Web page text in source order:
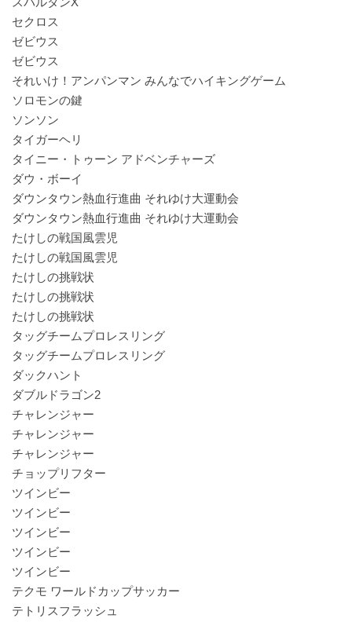
セクロス
ゼビウス
ゼビウス
それいけ！アンパンマン みんなでハイキングゲーム
ソロモンの鍵
ソンソン
タイガーヘリ
タイニー・トゥーン アドベンチャーズ
ダウ・ボーイ
ダウンタウン熱血行進曲 それゆけ大運動会
ダウンタウン熱血行進曲 それゆけ大運動会
たけしの戦国風雲児
たけしの戦国風雲児
たけしの挑戦状
たけしの挑戦状
たけしの挑戦状
タッグチームプロレスリング
タッグチームプロレスリング
ダックハント
ダブルドラゴン2
チャレンジャー
チャレンジャー
チャレンジャー
チョップリフター
ツインビー
ツインビー
ツインビー
ツインビー
ツインビー
テクモ ワールドカップサッカー
テトリスフラッシュ